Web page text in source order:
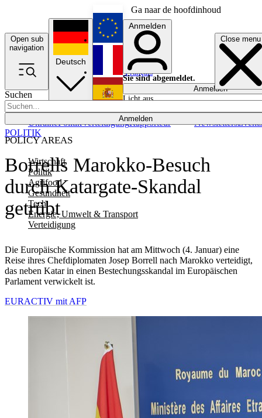
Ga naar de hoofdinhoud
Open sub
navigation
Close menu
Suchen
Anmelden
POLICY AREAS
Wirtschaft
Politik
Agrifood
Gesundheit
Tech
Energie, Umwelt & Transport
Verteidigung
UkrainePolitikVerteidigungRapporteur NewslettersEvents
Deutsch
English
Français
Anmelden
Sie sind abgemeldet.
Anmelden
Licht aus
Borrells Marokko-Besuch
durch Katargate-Skandal
getrübt
Die Europäische Kommission hat am Mittwoch (4. Januar) eine
Reise ihres Chefdiplomaten Josep Borrell nach Marokko verteidigt,
das neben Katar in einen Bestechungsskandal im Europäischen
Parlament verwickelt ist.
POLITIK
EURACTIV mit AFP